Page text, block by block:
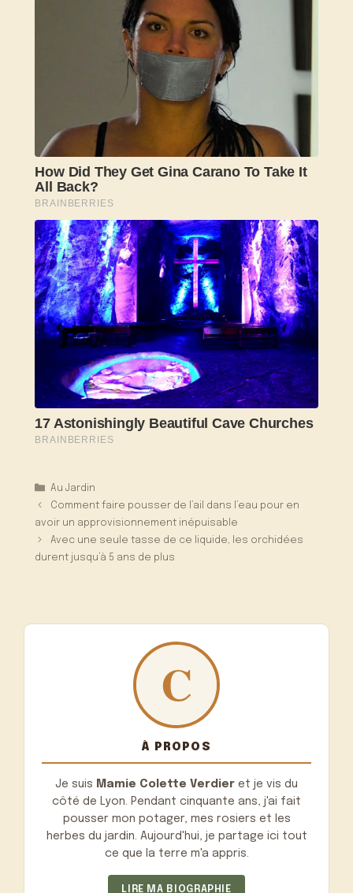
Catégories
Au Jardin
Comment faire pousser de l’ail dans l’eau pour en
avoir un approvisionnement inépuisable
Avec une seule tasse de ce liquide, les orchidées
durent jusqu’à 5 ans de plus
À PROPOS
Je suis Mamie Colette Verdier et je vis du
côté de Lyon. Pendant cinquante ans, j'ai fait
pousser mon potager, mes rosiers et les
herbes du jardin. Aujourd'hui, je partage ici tout
ce que la terre m'a appris.
LIRE MA BIOGRAPHIE